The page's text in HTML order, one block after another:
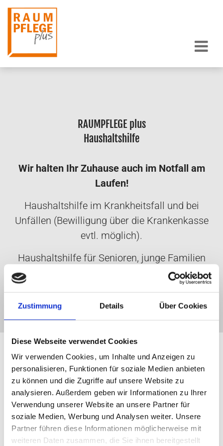
Zustimmung Details Über Cookies
Diese Webseite verwendet Cookies
Wir verwenden Cookies, um Inhalte und Anzeigen zu
personalisieren, Funktionen für soziale Medien anbieten
zu können und die Zugriffe auf unsere Website zu
analysieren. Außerdem geben wir Informationen zu Ihrer
Verwendung unserer Website an unsere Partner für
soziale Medien, Werbung und Analysen weiter. Unsere
Partner führen diese Informationen möglicherweise mit
weiteren Daten zusammen, die Sie ihnen bereitgestellt
Zum Inhalt springen
RAUMPFLEGEplus
Haushaltshilfe
Wir halten Ihr Zuhause auch im Notfall am
Laufen!
Haushaltshilfe im Krankheitsfall und bei
Unfällen (Bewilligung über die Krankenkasse
evtl. möglich).
Haushaltshilfe für Senioren, junge Familien
Tätigkeiten:
Einkaufen
Nahrungszubereitung
Wäscheservice
Hilfe im Außenbereich